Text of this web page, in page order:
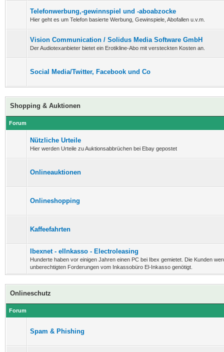
Telefonwerbung,-gewinnspiel und -aboabzocke
Hier geht es um Telefon basierte Werbung, Gewinspiele, Abofallen u.v.m.
Vision Communication / Solidus Media Software GmbH
Der Audiotexanbieter bietet ein Erotikline-Abo mit versteckten Kosten an.
Social Media/Twitter, Facebook und Co
Shopping & Auktionen
Forum
Nützliche Urteile
Hier werden Urteile zu Auktionsabbrüchen bei Ebay gepostet
Onlineauktionen
Onlineshopping
Kaffeefahrten
Ibexnet - elInkasso - Electroleasing
Hunderte haben vor einigen Jahren einen PC bei Ibex gemietet. Die Kunden
unberechtigten Forderungen vom Inkassobüro El-Inkasso genötigt.
Onlineschutz
Forum
Spam & Phishing